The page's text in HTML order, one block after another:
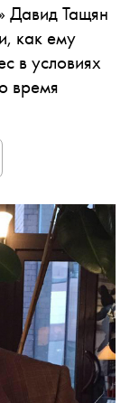
Давид Тащян
как ему
в условиях
время